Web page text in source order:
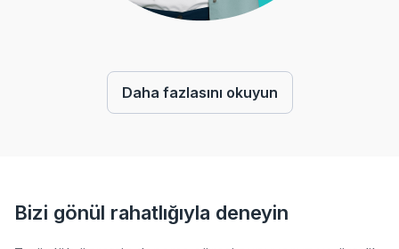
Daha fazlasını okuyun
Bizi gönül rahatlığıyla deneyin